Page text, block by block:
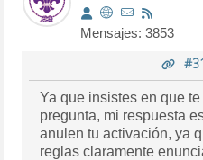
Mensajes: 3853
Ya que insistes en que
pregunta, mi respuesta
anulen tu activación, ya que no cumple con las
reglas claramente